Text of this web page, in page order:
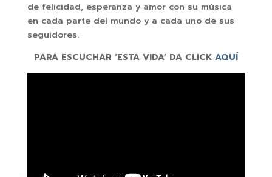
de felicidad, esperanza y amor con su música
en cada parte del mundo y a cada uno de sus
seguidores.
PARA ESCUCHAR ‘ESTA VIDA’ DA CLICK AQUÍ